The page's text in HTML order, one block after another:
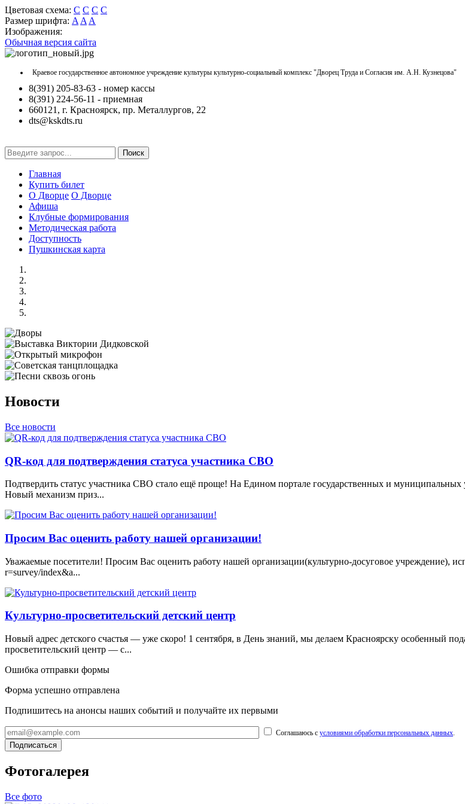
Цветовая схема: C C C C
Размер шрифта: A A A
Изображения:
Обычная версия сайта
Краевое государственное автономное учреждение культуры культурно-социальный комплекс "Дворец Труда и Согласия им. А.Н. Кузнецова"
8(391) 205-83-63 - номер кассы
8(391) 224-56-11 - приемная
660121, г. Красноярск, пр. Металлургов, 22
dts@kskdts.ru
Поиск
Главная
Купить билет
О Дворце О Дворце
Афиша
Клубные формирования
Методическая работа
Доступность
Пушкинская карта
Новости
Все новости
QR-код для подтверждения статуса участника СВО
Подтвердить статус участника СВО стало ещё проще! На Едином портале государственных и
Новый механизм приз...
Просим Вас оценить работу нашей организации!
Уважаемые посетители! Просим Вас оценить работу нашей организации(культурно-досуговое учреждение),
r=survey/index&a...
Культурно-просветительский детский центр
Новый адрес детского счастья — уже скоро! 1 сентября, в День знаний, мы делаем Красноярску особенный
просветительский центр — с...
Ошибка отправки формы
Форма успешно отправлена
Подпишитесь на анонсы наших событий и получайте их первыми
Соглашаюсь с условиями обработки персональных данных.
Подписаться
Фотогалерея
Все фото